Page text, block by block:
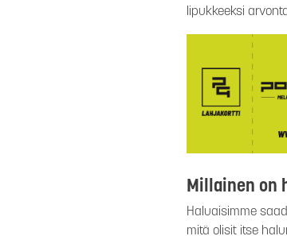
lipukkeeksi
Millainen on
Haluaisimme
mitä olisit itse